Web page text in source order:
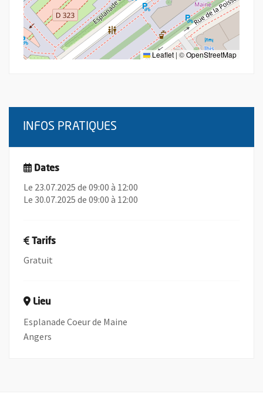
Leaflet | ©OpenStreetMap
INFOS PRATIQUES
Dates
Le 23.07.2025 de 09:00 à 12:00
Le 30.07.2025 de 09:00 à 12:00
Tarifs
Gratuit
Lieu
Esplanade Coeur de Maine
Angers